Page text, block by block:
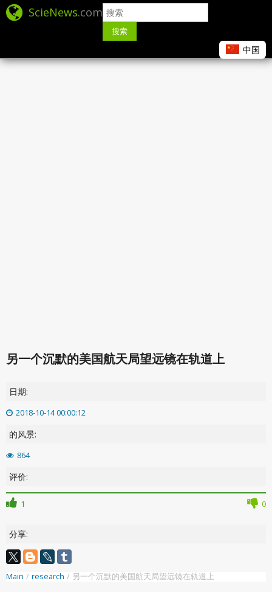
ScieNews.com
搜索
中国
另一个沉默的美国航天局望远镜在轨道上
日期:
2018-10-14 00:00:12
的风景:
864
评价:
1 0
分享:
Main / research / 另一个沉默的美国航天局望远镜在轨道上